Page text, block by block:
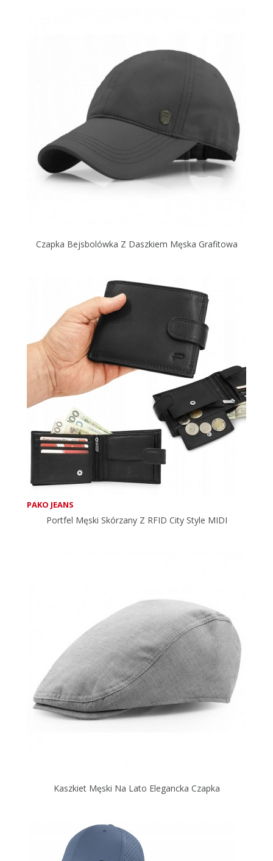
Czapka Bejsbolówka Z Daszkiem Męska Grafitowa
PAKO JEANS
Portfel Męski Skórzany Z RFID City Style MIDI
Kaszkiet Męski Na Lato Elegancka Czapka